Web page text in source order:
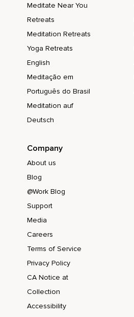
Meditate Near You
Retreats
Meditation Retreats
Yoga Retreats
English
Meditação em
Português do Brasil
Meditation auf
Deutsch
Company
About us
Blog
@Work Blog
Support
Media
Careers
Terms of Service
Privacy Policy
CA Notice at
Collection
Accessibility